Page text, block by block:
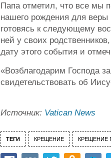
Папа отметил, что все мы
нашего рождения для
готовясь к следующему
ней у своих
дату этого события и
«Возблагодарим Господа
свидетельствовать об
Источник: Vatican News
ТЕГИ КРЕЩЕНИЕ КРЕЩЕНИЕ